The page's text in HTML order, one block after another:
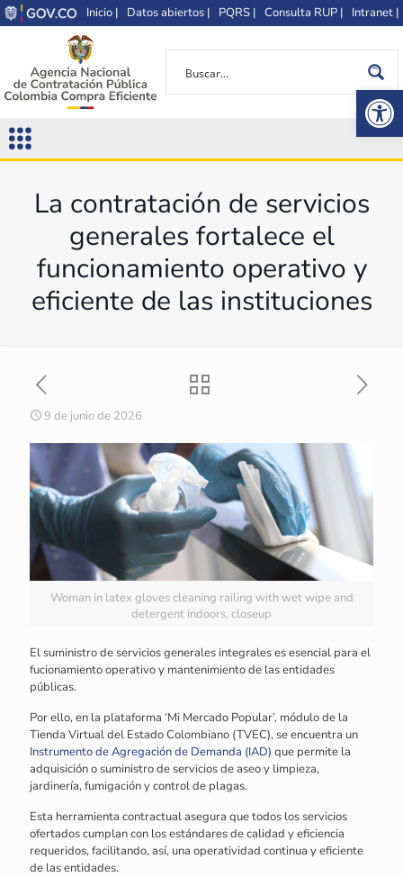
Inicio | Datos abiertos | PQRS | Consulta RUP | Intranet |
La contratación de servicios
generales fortalece el
funcionamiento operativo y
eficiente de las instituciones
9 de junio de 2026
Woman in latex gloves cleaning railing with wet wipe and
detergent indoors, closeup
El suministro de servicios generales integrales es esencial para el
fucionamiento operativo y mantenimiento de las entidades
públicas.
Por ello, en la plataforma ‘Mi Mercado Popular’, módulo de la
Tienda Virtual del Estado Colombiano (TVEC), se encuentra un
Instrumento de Agregación de Demanda (IAD) que permite la
adquisición o suministro de servicios de aseo y limpieza,
jardinería, fumigación y control de plagas.
Esta herramienta contractual asegura que todos los servicios
ofertados cumplan con los estándares de calidad y eficiencia
requeridos, facilitando, así, una operatividad continua y eficiente
de las entidades.